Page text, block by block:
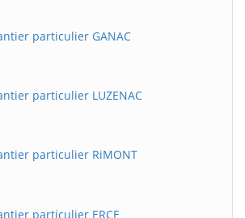
particulier GANAC
particulier LUZENAC
particulier RiMONT
particulier ERCE